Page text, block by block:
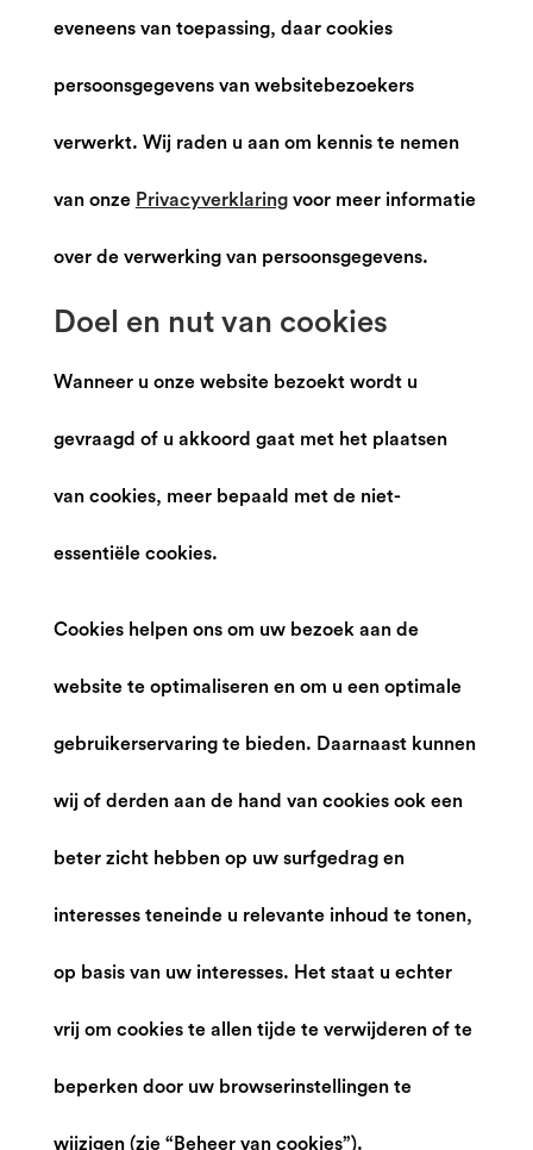
eveneens van toepassing, daar cookies
persoonsgegevens van websitebezoekers
verwerkt. Wij raden u aan om kennis te nemen
van onze Privacyverklaringvoor meer informatie
over de verwerking van persoonsgegevens.
Doel en nut van cookies
Wanneer u onze website bezoekt wordt u
gevraagd of u akkoord gaat met het plaatsen
van cookies, meer bepaald met de niet-
essentiële cookies.
Cookies helpen ons om uw bezoek aan de
website te optimaliseren en om u een optimale
gebruikerservaring te bieden. Daarnaast kunnen
wij of derden aan de hand van cookies ook een
beter zicht hebben op uw surfgedrag en
interesses teneinde u relevante inhoud te tonen,
op basis van uw interesses. Het staat u echter
vrij om cookies te allen tijde te verwijderen of te
beperken door uw browserinstellingen te
wijzigen (zie “Beheer van cookies”).